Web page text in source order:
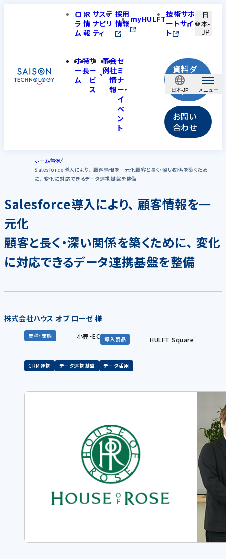
日本-JP
コ
ラ
ム
IR
情
報
サステ
ナビリ
ティ
採用
情報myHULFT技術サポ
ートサイ
ト
日
本-
JP
ホ
ー
ム
特
長
サ
ー
ビ
ス
事
例
会
社
情
報
セ
ミ
ナ
ー・
イ
ベ
ン
ト
資料ダ
ウンロ
ード
お問い
合わせ
ホーム事例
Salesforce導入により､ 顧客情報を一元化顧客と長く・深い関係を築くため
に､ 変化に対応できるデータ連携基盤を整備
Salesforce導入により､ 顧客情報を一
元化
顧客と長く・深い関係を築くために､ 変化
に対応できるデータ連携基盤を整備
株式会社ハウス オブ ローゼ 様
業種・業態 小売・EC 導入製品 HULFT Square
CRM連携 データ連携基盤 データ活用